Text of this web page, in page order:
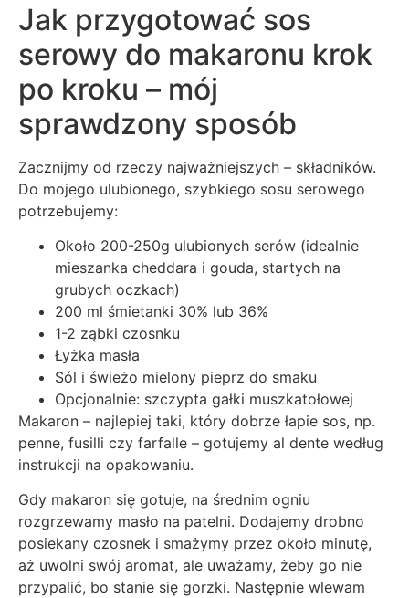
Jak przygotować sos
serowy do makaronu krok
po kroku – mój
sprawdzony sposób
Zacznijmy od rzeczy najważniejszych – składników.
Do mojego ulubionego, szybkiego sosu serowego
potrzebujemy:
Około 200-250g ulubionych serów (idealnie
mieszanka cheddara i gouda, startych na
grubych oczkach)
200 ml śmietanki 30% lub 36%
1-2 ząbki czosnku
Łyżka masła
Sól i świeżo mielony pieprz do smaku
Opcjonalnie: szczypta gałki muszkatołowej
Makaron – najlepiej taki, który dobrze łapie sos, np.
penne, fusilli czy farfalle – gotujemy al dente według
instrukcji na opakowaniu.
Gdy makaron się gotuje, na średnim ogniu
rozgrzewamy masło na patelni. Dodajemy drobno
posiekany czosnek i smażymy przez około minutę,
aż uwolni swój aromat, ale uważamy, żeby go nie
przypalić, bo stanie się gorzki. Następnie wlewam